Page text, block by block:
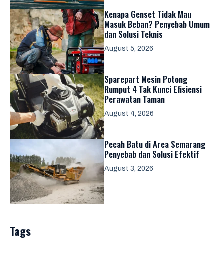
Kenapa Genset Tidak Mau
Masuk Beban? Penyebab Umum
dan Solusi Teknis
August 5, 2026
Sparepart Mesin Potong
Rumput 4 Tak Kunci Efisiensi
Perawatan Taman
August 4, 2026
Pecah Batu di Area Semarang
Penyebab dan Solusi Efektif
August 3, 2026
Tags